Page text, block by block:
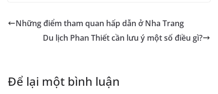
Những điểm tham quan hấp dẫn ở Nha Trang
Du lịch Phan Thiết cần lưu ý một số điều gì?
Để lại một bình luận